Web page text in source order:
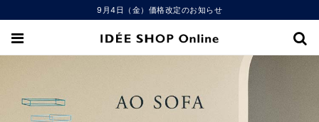
9月4日（金）価格改定のお知らせ